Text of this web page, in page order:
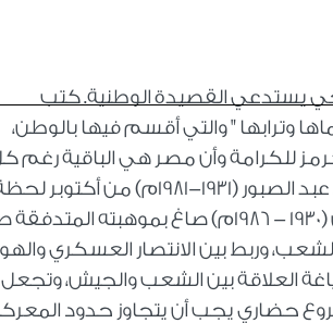
يستدعي القصيدة الوطنية. كتب
"أحلف بسماها وترابها " والتي أقسم فيها بالوطن،
كرمز للكرامة وأن مصر هي الباقية رغم
التحديات. التي مزجت العامية بالبطولة الشعبية، فيما جعل صلاح عبد الصبور (1931-1981م) من
للتأمل في مصير الإنسان المصري وصلابته، كما كتب صلاح جاهين (1930 - 1986م) صاغ بموهبته
وربط بين الانتصار العسكري
العلاقة بين الشعب والجيش،
حضاري يجب أن يتجاوز حدود